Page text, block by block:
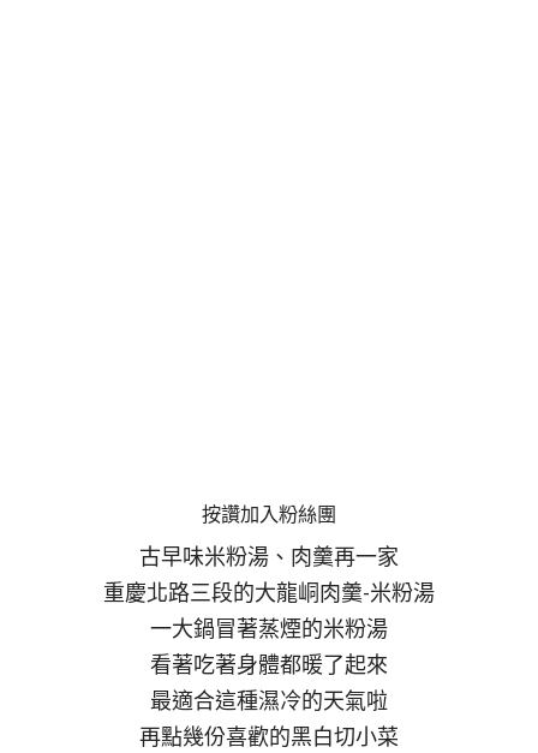
按讚加入粉絲團
古早味米粉湯、肉羹再一家
重慶北路三段的大龍峒肉羹-米粉湯
一大鍋冒著蒸煙的米粉湯
看著吃著身體都暖了起來
最適合這種濕冷的天氣啦
再點幾份喜歡的黑白切小菜